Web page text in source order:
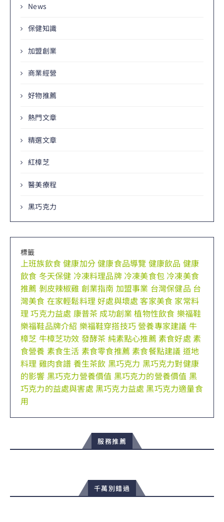
News
保健知識
加盟創業
商業經營
好物推薦
熱門文章
精選文章
紅樟芝
醫美療程
黑巧克力
標籤
上班族飲食健康加分健康食品導覽 健康飲品 健康
飲食 冬天保健 冷凍料理品牌 冷凍美食包 冷凍美食
推薦 剝皮辣椒雞 創業指南 加盟事業 台灣保健品 台
灣美食 在家輕鬆料理好處與壞處 客家美食 家常料
理巧克力益處 康普茶 成功創業 植物性飲食 樂福鞋
樂福鞋品牌介紹 樂福鞋穿搭技巧 營養專家建議 牛
樟芝 牛樟芝功效 發酵茶 純素點心推薦 素食好處 素
食營養 素食生活 素食零食推薦 素食餐點建議 道地
料理 雞肉食譜 養生茶飲 黑巧克力 黑巧克力對健康
的影響 黑巧克力營養價值 黑巧克力的營養價值 黑
巧克力的益處與害處 黑巧克力益處 黑巧克力適量食
用
服務推薦
千萬別錯過